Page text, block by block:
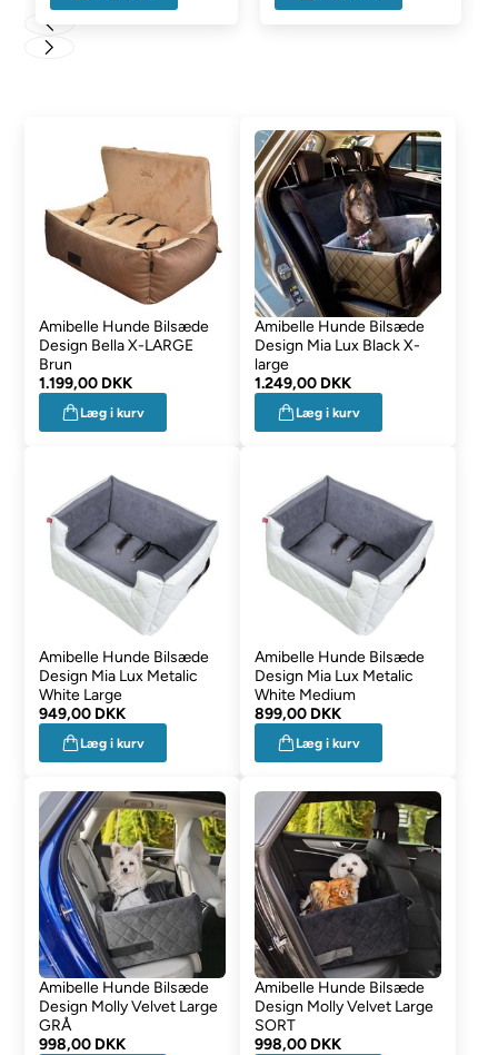
Amibelle Hunde Bilsæde
Design Bella X-LARGE
Brun
1.199,00 DKK
Læg i kurv
Amibelle Hunde Bilsæde
Design Mia Lux Black X-
large
1.249,00 DKK
Læg i kurv
Amibelle Hunde Bilsæde
Design Mia Lux Metalic
White Large
949,00 DKK
Læg i kurv
Amibelle Hunde Bilsæde
Design Mia Lux Metalic
White Medium
899,00 DKK
Læg i kurv
Amibelle Hunde Bilsæde
Design Molly Velvet Large
GRÅ
998,00 DKK
Amibelle Hunde Bilsæde
Design Molly Velvet Large
SORT
998,00 DKK